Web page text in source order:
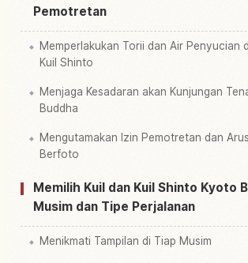
Pemotretan
Memperlakukan Torii dan Air Penyucian
Kuil Shinto
Menjaga Kesadaran akan Kunjungan
Buddha
Mengutamakan Izin Pemotretan dan
Berfoto
Memilih Kuil dan Kuil Shinto Kyoto
Musim dan Tipe Perjalanan
Menikmati Tampilan di Tiap Musim